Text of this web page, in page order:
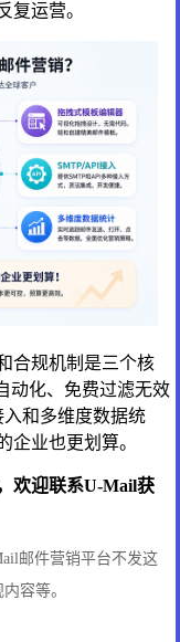
复运营。
合规机制是三个核
动化、免费过滤无效
和多维度数据统
企业也更划算。
欢迎联系U-Mail获
邮件营销平台不发这
容等。